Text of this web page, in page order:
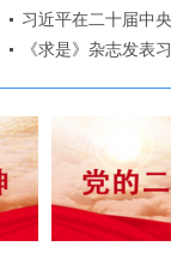
习近平在二十届中
《求是》杂志发表